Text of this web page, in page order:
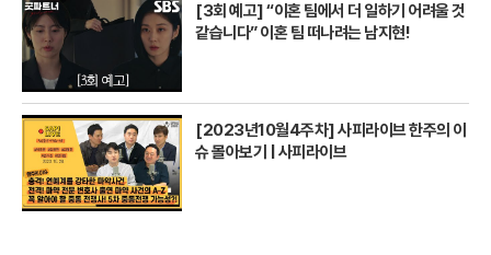
[3회 예고] “이혼 팀에서 더 일하기 어려울 것
같습니다” 이혼 팀 떠나려는 남지현!
[2023년10월4주차] 사피라이브 한주의 이
슈 몰아보기 | 사피라이브